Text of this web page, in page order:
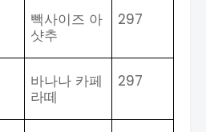
빽사이즈 아
샷추
297
바나나 카페
라떼
297